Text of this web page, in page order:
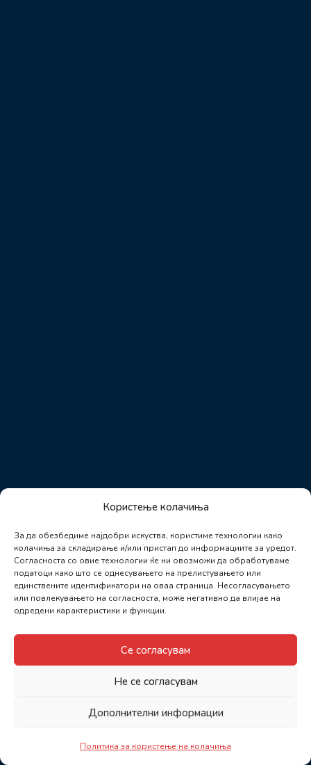
Користење колачиња
За да обезбедиме најдобри искуства, користиме технологии како
колачиња за складирање и/или пристап до информациите за уредот.
Согласноста со овие технологии ќе ни овозможи да обработуваме
податоци како што се однесувањето на прелистувањето или
единствените идентификатори на оваа страница. Несогласувањето
или повлекувањето на согласноста, може негативно да влијае на
одредени карактеристики и функции.
Се согласувам
Не се согласувам
Дополнителни информации
Политика за користење на колачиња